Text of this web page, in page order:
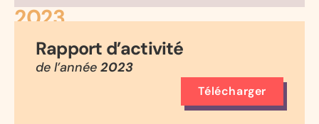
2023
Rapport d’activité
de l’année 2023
Télécharger